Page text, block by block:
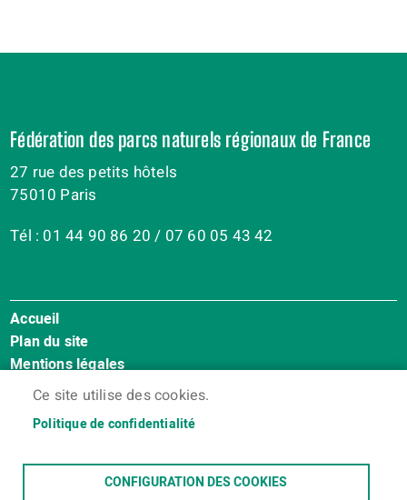
Ce site utilise des cookies.
Politique de confidentialité
CONFIGURATION DES COOKIES
Fédération des parcs naturels régionaux de France
27 rue des petits hôtels
75010 Paris
Tél : 01 44 90 86 20 / 07 60 05 43 42
Menu
Pied
de
page
Accueil
Plan du site
Mentions légales
Accessibilité : Non conforme
Contact